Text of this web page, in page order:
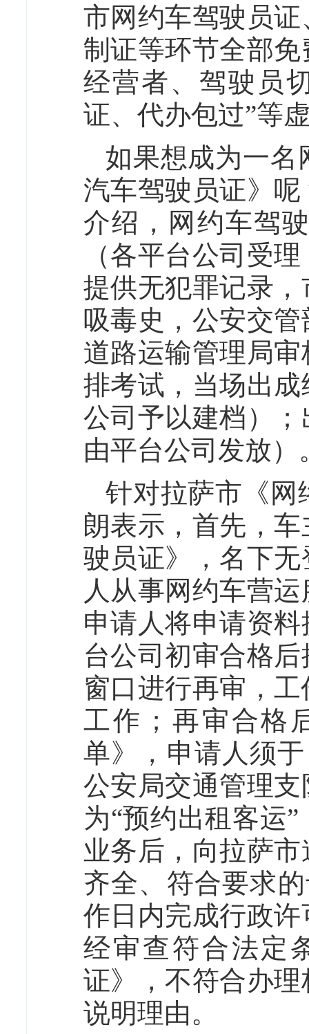
市网约车驾驶员
制证等环节全部
经营者、驾驶员
证、代办包过”等
如果想成为一名
汽车驾驶员证》
介绍，网约车驾
（各平台公司受
提供无犯罪记录
吸毒史，公安交
道路运输管理局
排考试，当场出
公司予以建档）
由平台公司发放）
针对拉萨市《网
朗表示，首先，
驶员证》，名下
人从事网约车营
申请人将申请资
台公司初审合格
窗口进行再审，
工作；再审合格
单》，申请人须
公安局交通管理
为“预约出租客运
业务后，向拉萨
齐全、符合要求
作日内完成行政
经审查符合法定
证》，不符合办
说明理由。